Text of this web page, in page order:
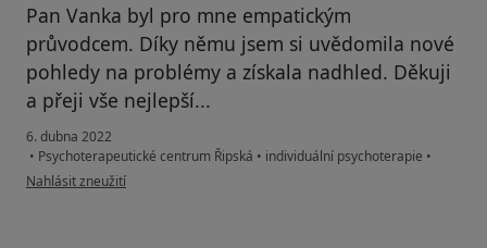
Pan Vanka byl pro mne empatickým
průvodcem. Díky němu jsem si uvědomila nové
pohledy na problémy a získala nadhled. Děkuji
a přeji vše nejlepší...
6. dubna 2022
• Psychoterapeutické centrum Řipská • individuální psychoterapie •
podle názoru uživatele Eva Schreierová
Nahlásit zneužití